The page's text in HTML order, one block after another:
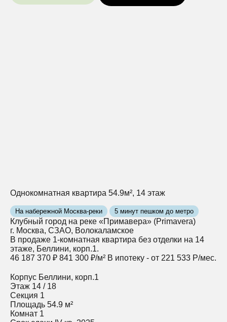
Однокомнатная квартира 54.9м², 14 этаж
На набережной Москва-реки 5 минут пешком до метро
Клубный город на реке «Примавера» (Primavera)
г. Москва, СЗАО, Волокаламское
В продаже 1-комнатная квартира без отделки на 14
этаже, Беллини, корп.1.
46 187 370 ₽ 841 300 ₽/м² В ипотеку - от 221 533 Р/мес.
Корпус Беллини, корп.1
Этаж 14 / 18
Секция 1
Площадь 54.9 м²
Комнат 1